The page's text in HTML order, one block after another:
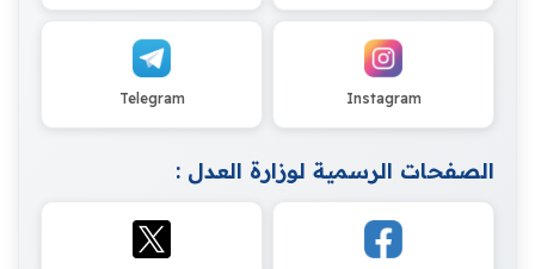
Instagram
Telegram
الصفحات الرسمية لوزارة العدل :